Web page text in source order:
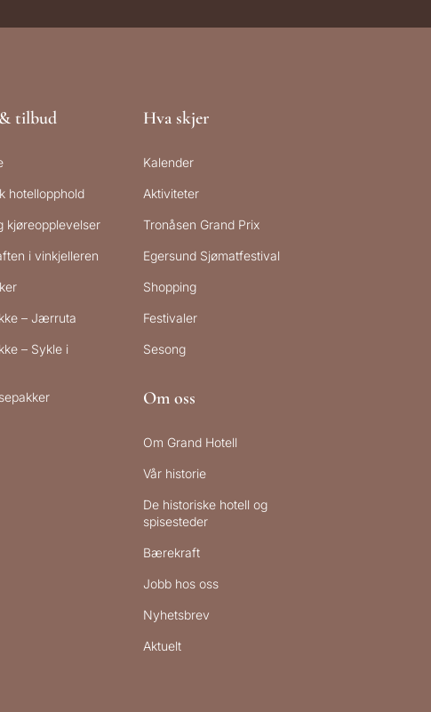
tilbud
hotellopphold
kjøreopplevelser
i vinkjelleren
– Jærruta
– Sykle i
Hva skjer
Kalender
Aktiviteter
Tronåsen Grand Prix
Egersund Sjømatfestival
Shopping
Festivaler
Sesong
Om oss
Om Grand Hotell
Vår historie
De historiske hotell og
spisesteder
Bærekraft
Jobb hos oss
Nyhetsbrev
Aktuelt